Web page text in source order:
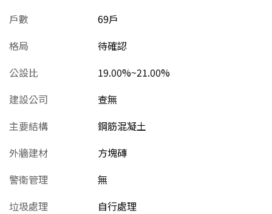
戶數
69戶
格局
待確認
公設比
19.00%~21.00%
建設公司
查無
主要結構
鋼筋混凝土
外牆建材
方塊磚
警衛管理
無
垃圾處理
自行處理